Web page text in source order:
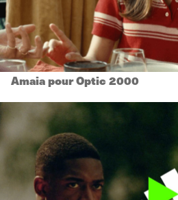
Amaia pour Optic 2000